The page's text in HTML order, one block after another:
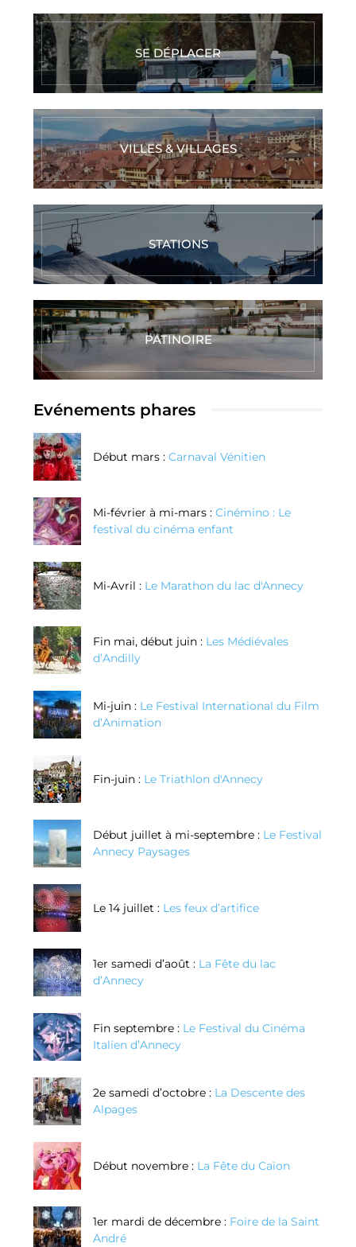
SE DÉPLACER
VILLES & VILLAGES
STATIONS
PATINOIRE
Evénements phares
Début mars : Carnaval Vénitien
Mi-février à mi-mars : Cinémino : Le
festival du cinéma enfant
Mi-Avril : Le Marathon du lac d'Annecy
Fin mai, début juin : Les Médiévales
d’Andilly
Mi-juin : Le Festival International du Film
d’Animation
Fin-juin : Le Triathlon d'Annecy
Début juillet à mi-septembre : Le Festival
Annecy Paysages
Le 14 juillet : Les feux d’artifice
1er samedi d’août : La Fête du lac
d’Annecy
Fin septembre : Le Festival du Cinéma
Italien d’Annecy
2e samedi d’octobre : La Descente des
Alpages
Début novembre : La Fête du Caïon
1er mardi de décembre : Foire de la Saint
André